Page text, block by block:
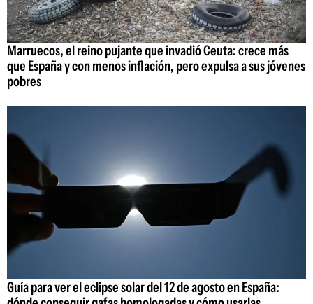
Marruecos, el reino pujante que invadió Ceuta: crece más
que España y con menos inflación, pero expulsa a sus jóvenes
pobres
Guía para ver el eclipse solar del 12 de agosto en España: